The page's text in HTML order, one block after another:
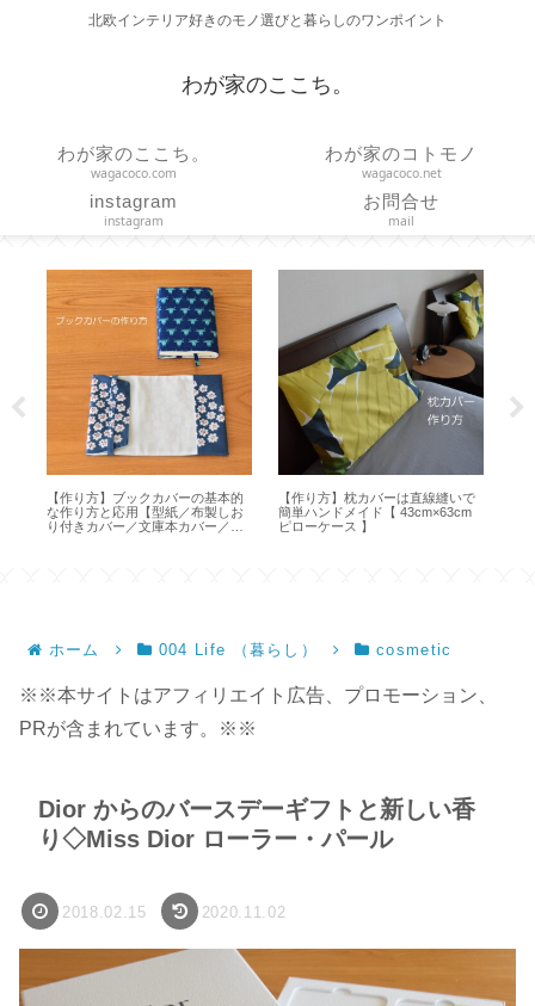
北欧インテリア好きのモノ選びと暮らしのワンポイント
わが家のここち。
わが家のここち。
wagacoco.com
わが家のコトモノ
wagacoco.net
instagram
instagram
お問合せ
mail
【 STARBUCKS 】スマトラ マサ
デパン 3種どれを選ぶ？【スター
バックス創業30周年】
【作り方】直線縫いだけで作る つ
っぱり棒に通す簡易カーテン
【marimekko ハンドメイド】
ホーム 004 Life （暮らし） cosmetic
※※本サイトはアフィリエイト広告、プロモーション、
PRが含まれています。※※
Dior からのバースデーギフトと新しい香
り◇Miss Dior ローラー・パール
2018.02.15 2020.11.02